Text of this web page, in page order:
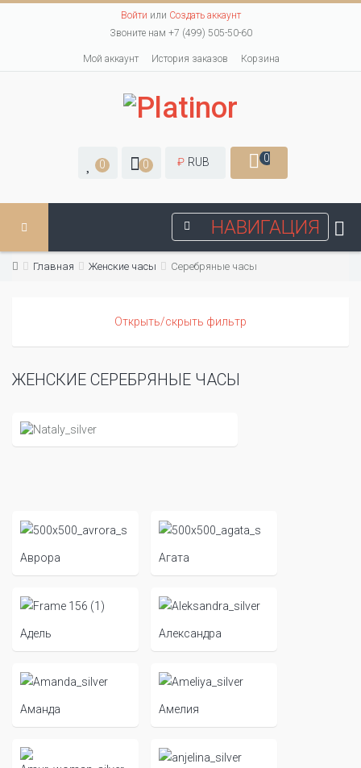
Войти или Создать аккаунт
Звоните нам +7 (499) 505-50-60
Мой аккаунт История заказов Корзина
0 0 ₽ RUB 0
НАВИГАЦИЯ
Главная Женские часы Серебряные часы
Открыть/скрыть фильтр
ЖЕНСКИЕ СЕРЕБРЯНЫЕ ЧАСЫ
Аврора Агата
Адель Александра
Аманда Амелия